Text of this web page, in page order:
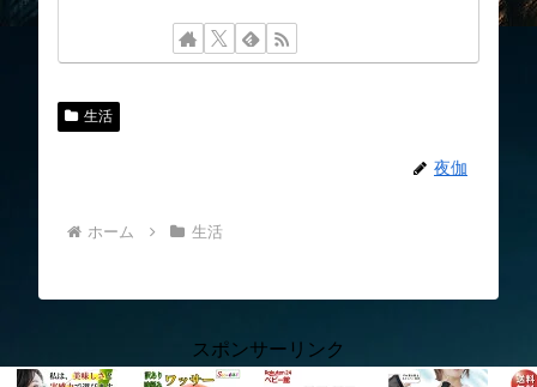
生活
夜伽
ホーム 生活
スポンサーリンク